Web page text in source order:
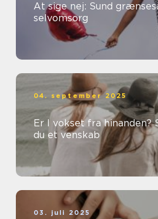
At sige nej: Sund
selvomsorg
04. september 2025
Er I vokset fra hinanden?
du et venskab
03. juli 2025